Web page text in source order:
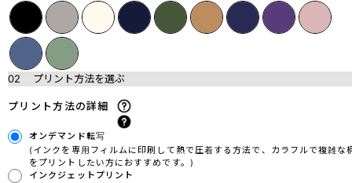
02 プリント方法を選ぶ
プリント方法の詳細
オンデマンド転写
(インクを専用フィルムに印刷して熱で圧着する方法で、カラフルで複雑な
をプリントしたい方におすすめです。)
インクジェットプリント